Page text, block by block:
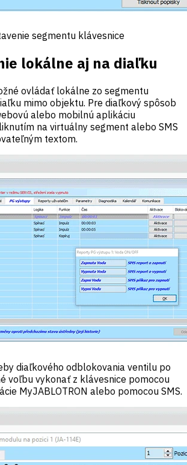
segmentu klávesnice
lokálne aj na diaľku
ovládať lokálne zo segmentu
mimo objektu. Pre diaľkový spôsob
alebo mobilnú aplikáciu
na virtuálny segment alebo SMS
textom.
diaľkového odblokovania ventilu po
voľbu vykonať z klávesnice pomocou
MyJABLOTRON alebo pomocou SMS.